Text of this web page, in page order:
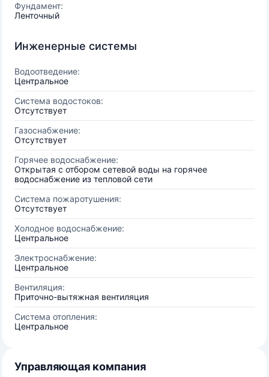
Фундамент:
Ленточный
Инженерные системы
Водоотведение:
Центральное
Система водостоков:
Отсутствует
Газоснабжение:
Отсутствует
Горячее водоснабжение:
Открытая с отбором сетевой воды на горячее
водоснабжение из тепловой сети
Система пожаротушения:
Отсутствует
Холодное водоснабжение:
Центральное
Электроснабжение:
Центральное
Вентиляция:
Приточно-вытяжная вентиляция
Система отопления:
Центральное
Управляющая компания